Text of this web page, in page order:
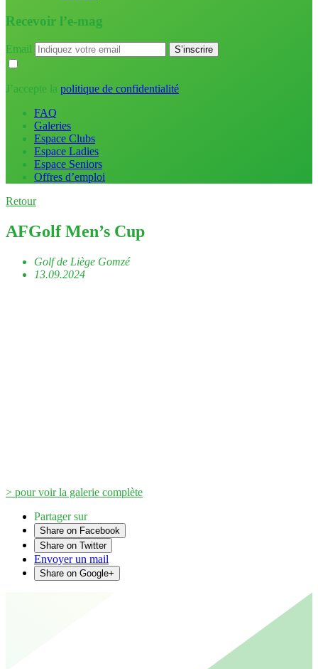
Recevoir l’e-mag
Email
J’accepte la politique de confidentialité
FAQ
Galeries
Espace Clubs
Espace Ladies
Espace Seniors
Offres d’emploi
Retour
AFGolf Men’s Cup
Golf de Liège Gomzé
13.09.2024
> pour voir la galerie complète
Partager sur
Share on Facebook
Share on Twitter
Envoyer un mail
Share on Google+